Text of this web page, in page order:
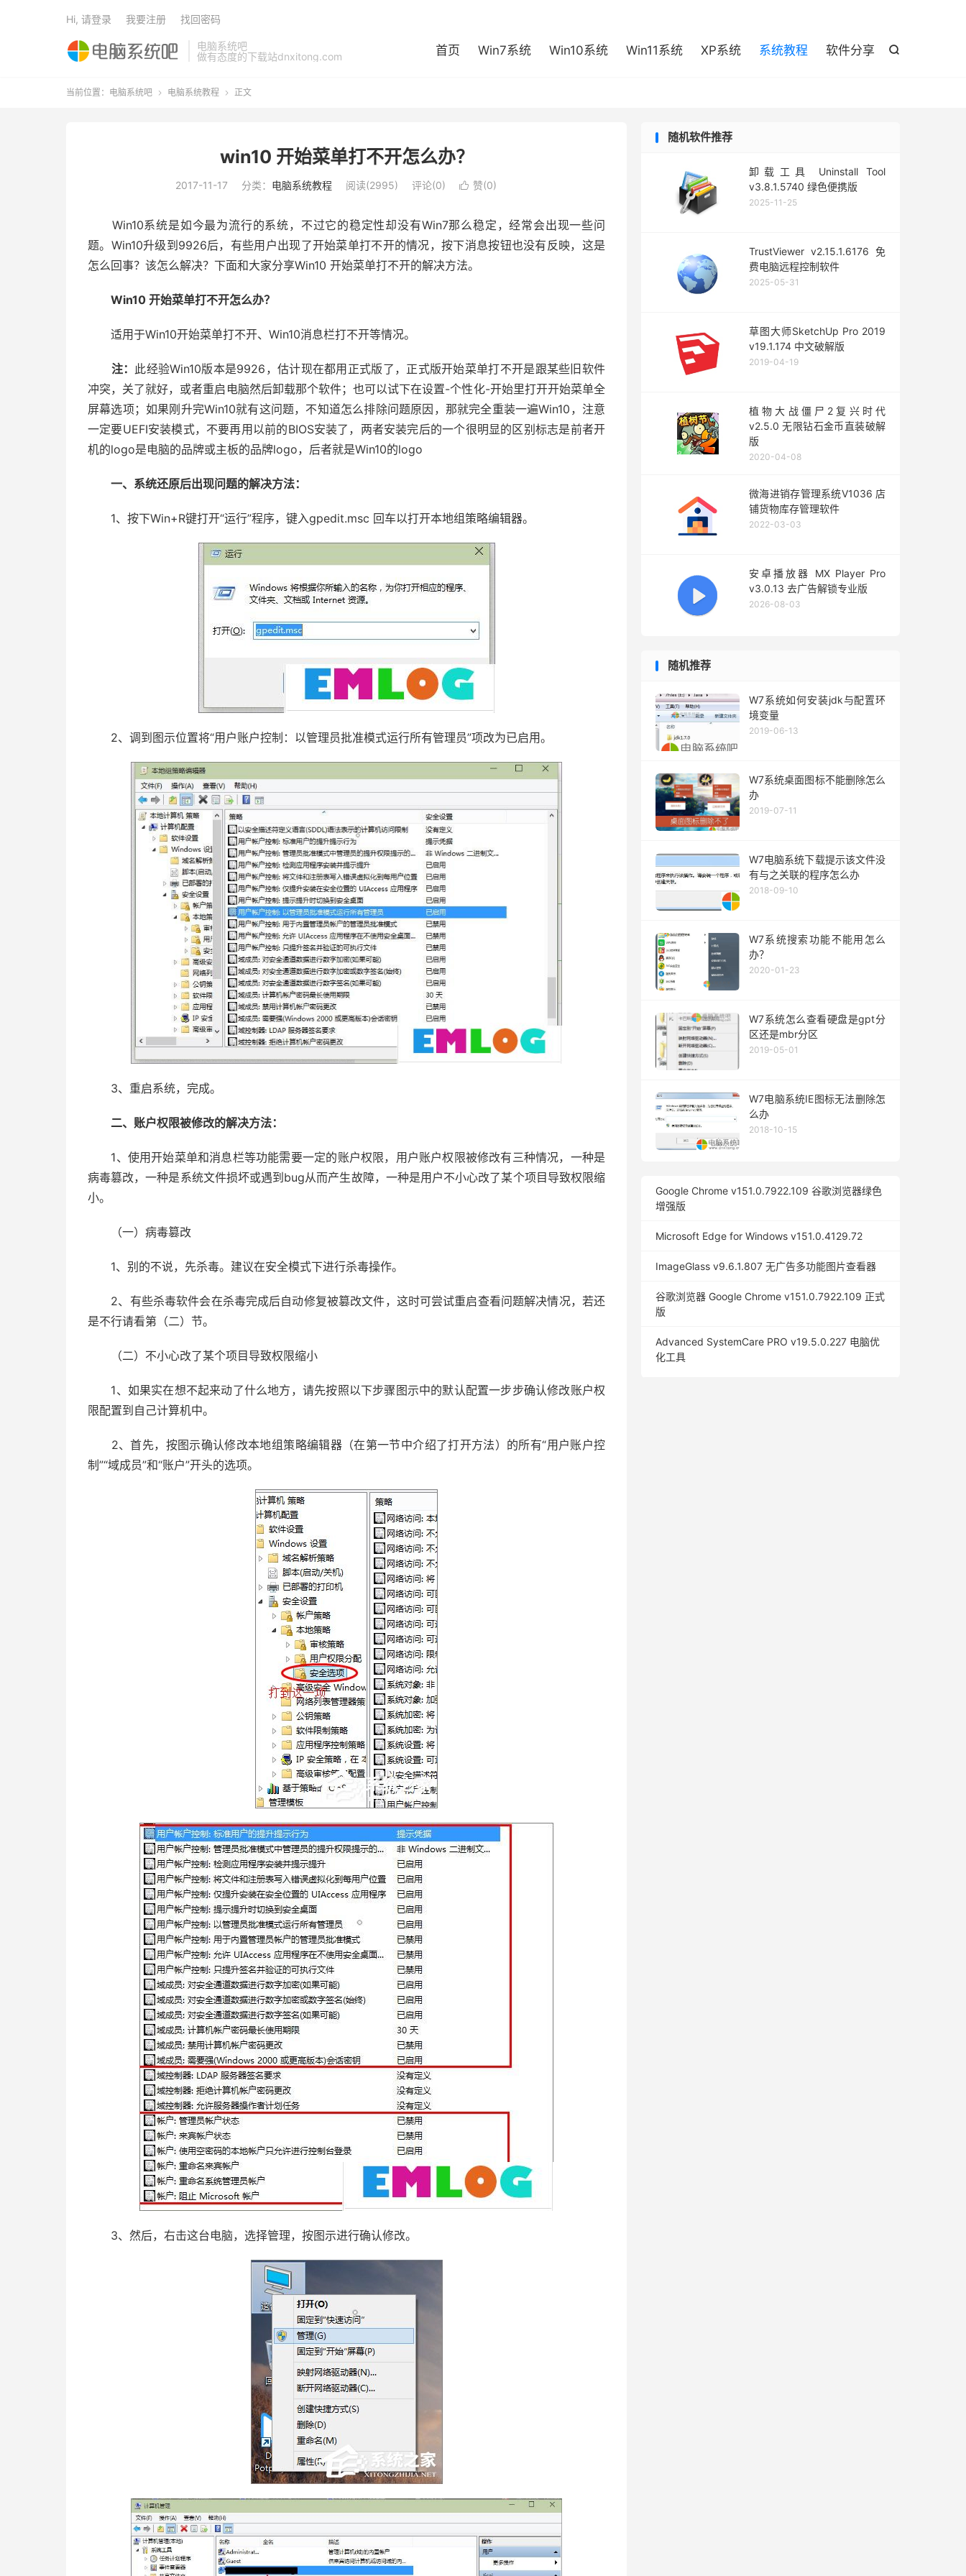
电脑系统吧
做有态度的下载站dnxitong.com

首页 Win7系统 Win10系统 Win11系统 XP系统 系统教程 软件分享
Hi, 请登录 我要注册 找回密码
当前位置： 电脑系统吧  电脑系统教程  正文
win10 开始菜单打不开怎么办？
2017-11-17 分类： 电脑系统教程 阅读(2995) 评论(0)  赞(0)
Win10系统是如今最为流行的系统，不过它的稳定性却没有Win7那么稳定，经常会出现一些问
题。Win10升级到9926后，有些用户出现了开始菜单打不开的情况，按下消息按钮也没有反映，这是
怎么回事？该怎么解决？下面和大家分享Win10 开始菜单打不开的解决方法。
Win10 开始菜单打不开怎么办？
适用于Win10开始菜单打不开、Win10消息栏打不开等情况。
注： 此经验Win10版本是9926，估计现在都用正式版了，正式版开始菜单打不开是跟某些旧软件
冲突，关了就好，或者重启电脑然后卸载那个软件；也可以试下在设置-个性化-开始里打开开始菜单全
屏幕选项；如果刚升完Win10就有这问题，不知道怎么排除问题原因，那就完全重装一遍Win10，注意
一定要UEFI安装模式，不要再用以前的BIOS安装了，两者安装完后的一个很明显的区别标志是前者开
机的logo是电脑的品牌或主板的品牌logo，后者就是Win10的logo
一、系统还原后出现问题的解决方法：
1、按下Win+R键打开“运行”程序，键入gpedit.msc 回车以打开本地组策略编辑器。
2、调到图示位置将“用户账户控制：以管理员批准模式运行所有管理员”项改为已启用。
3、重启系统，完成。
二、账户权限被修改的解决方法：
1、使用开始菜单和消息栏等功能需要一定的账户权限，用户账户权限被修改有三种情况，一种是
病毒篡改，一种是系统文件损坏或遇到bug从而产生故障，一种是用户不小心改了某个项目导致权限缩
小。
（一）病毒篡改
1、别的不说，先杀毒。建议在安全模式下进行杀毒操作。
2、有些杀毒软件会在杀毒完成后自动修复被篡改文件，这时可尝试重启查看问题解决情况，若还
是不行请看第（二）节。
（二）不小心改了某个项目导致权限缩小
1、如果实在想不起来动了什么地方，请先按照以下步骤图示中的默认配置一步步确认修改账户权
限配置到自己计算机中。
2、首先，按图示确认修改本地组策略编辑器（在第一节中介绍了打开方法）的所有“用户账户控
制”“域成员”和“账户”开头的选项。
3、然后，右击这台电脑，选择管理，按图示进行确认修改。
随机软件推荐
卸载工具 Uninstall Tool
v3.8.1.5740 绿色便携版
2025-11-25
TrustViewer v2.15.1.6176 免
费电脑远程控制软件
2025-05-31
草图大师SketchUp Pro 2019
v19.1.174 中文破解版
2019-04-19
植物大战僵尸2复兴时代
v2.5.0 无限钻石金币直装破解
版
2020-04-08
微海进销存管理系统V1036 店
铺货物库存管理软件
2022-03-03
安卓播放器 MX Player Pro
v3.0.13 去广告解锁专业版
2026-08-03
随机推荐
W7系统如何安装jdk与配置环
境变量
2019-06-13
W7系统桌面图标不能删除怎么
办
2019-07-11
W7电脑系统下载提示该文件没
有与之关联的程序怎么办
2018-09-10
W7系统搜索功能不能用怎么
办？
2020-01-23
W7系统怎么查看硬盘是gpt分
区还是mbr分区
2019-05-01
W7电脑系统IE图标无法删除怎
么办
2018-10-15
Google Chrome v151.0.7922.109 谷歌浏览器绿色
增强版
Microsoft Edge for Windows v151.0.4129.72
ImageGlass v9.6.1.807 无广告多功能图片查看器
谷歌浏览器 Google Chrome v151.0.7922.109 正式
版
Advanced SystemCare PRO v19.5.0.227 电脑优
化工具